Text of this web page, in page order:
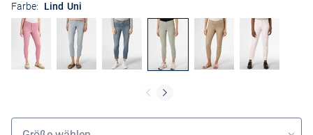
Farbe: Lind Uni
Größenauswahl